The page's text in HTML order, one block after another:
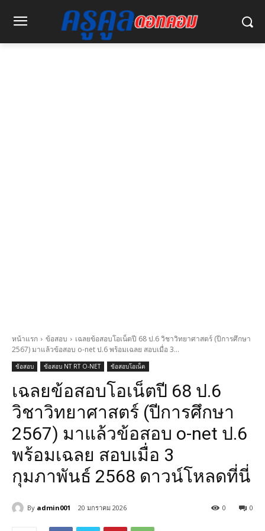
หน้าแรก ข้อสอบ
เฉลยข้อสอบโอเน็ตปี 68 ป.6 วิชาวิทยาศาสตร์ (ปีการศึกษา
2567) มาแล้วข้อสอบ o-net ป.6 พร้อมเฉลย สอบเมื่อ 3...
ข้อสอบ ข้อสอบ NT RT O-NET ข้อสอบโอเน็ต
เฉลยข้อสอบโอเน็ตปี 68 ป.6
วิชาวิทยาศาสตร์ (ปีการศึกษา
2567) มาแล้วข้อสอบ o-net ป.6
พร้อมเฉลย สอบเมื่อ 3
กุมภาพันธ์ 2568 ดาวน์โหลดที่นี่
By admin001 20 มกราคม 2026 0
0